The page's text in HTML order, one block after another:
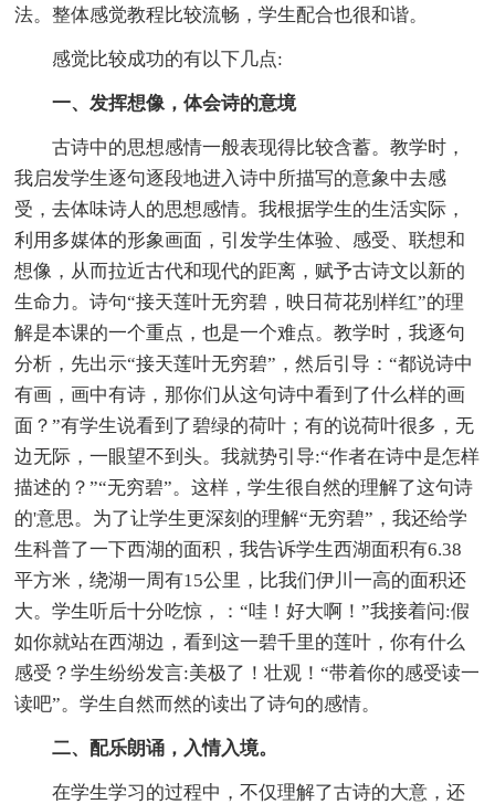
法。整体感觉教程比较流畅，学生配合也很和谐。
感觉比较成功的有以下几点:
一、发挥想像，体会诗的意境
古诗中的思想感情一般表现得比较含蓄。教学时，
我启发学生逐句逐段地进入诗中所描写的意象中去感
受，去体味诗人的思想感情。我根据学生的生活实际，
利用多媒体的形象画面，引发学生体验、感受、联想和
想像，从而拉近古代和现代的距离，赋予古诗文以新的
生命力。诗句“接天莲叶无穷碧，映日荷花别样红”的理
解是本课的一个重点，也是一个难点。教学时，我逐句
分析，先出示“接天莲叶无穷碧”，然后引导：“都说诗中
有画，画中有诗，那你们从这句诗中看到了什么样的画
面？”有学生说看到了碧绿的荷叶；有的说荷叶很多，无
边无际，一眼望不到头。我就势引导:“作者在诗中是怎样
描述的？”“无穷碧”。这样，学生很自然的理解了这句诗
的'意思。为了让学生更深刻的理解“无穷碧”，我还给学
生科普了一下西湖的面积，我告诉学生西湖面积有6.38
平方米，绕湖一周有15公里，比我们伊川一高的面积还
大。学生听后十分吃惊，：“哇！好大啊！”我接着问:假
如你就站在西湖边，看到这一碧千里的莲叶，你有什么
感受？学生纷纷发言:美极了！壮观！“带着你的感受读一
读吧”。学生自然而然的读出了诗句的感情。
二、配乐朗诵，入情入境。
在学生学习的过程中，不仅理解了古诗的大意，还